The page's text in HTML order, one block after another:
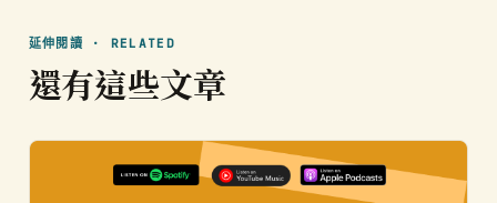
延伸閱讀 · RELATED
還有這些文章